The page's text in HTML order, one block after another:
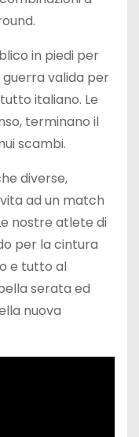
in piedi per
valida per
italiano. Le
terminano il
scambi.
diverse,
ad un match
nostre atlete di
per la cintura
e tutto al
serata ed
nuova